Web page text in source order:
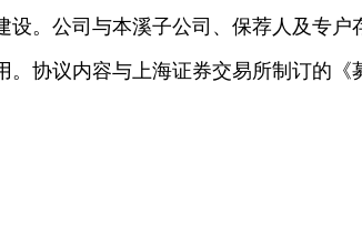
设。公司与本溪子公司、保荐人及专
。协议内容与上海证券交易所制订的